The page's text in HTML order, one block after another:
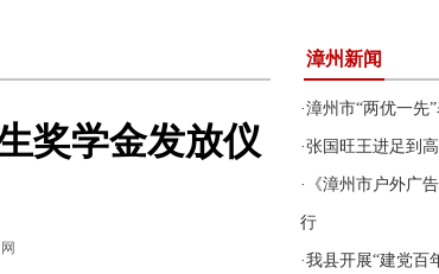
奖学金发放仪
漳州新闻
·漳州市“两优一先
·张国旺王进足到
· 《漳州市户外广
行
·我县开展“建党百